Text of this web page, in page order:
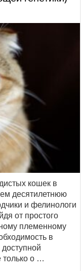
кошек в
десятилетнюю
и фелинологи
от простого
племенному
в
только о …